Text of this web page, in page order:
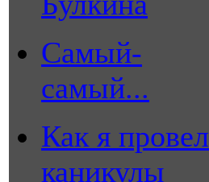
Самый-
самый...
Как я провел
каникулы